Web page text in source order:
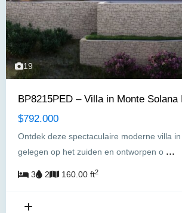
19
BP8215PED – Villa in Monte Solana
$792.000
Ontdek deze spectaculaire moderne villa
gelegen op het zuiden en ontworpen o ...
3 2 160.00 ft2